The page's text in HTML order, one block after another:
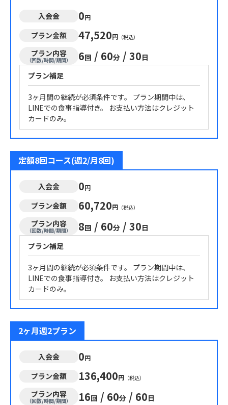
入会金 0円
プラン金額 47,520円 （税込）
プラン内容
（回数/時間/期間） 6回 / 60分 / 30日
プラン補足
3ヶ月間の継続が必須条件です。 プラン期間中は、
LINEでの食事指導付き。 お支払い方法はクレジット
カードのみ。
定額8回コース(週2/月8回)
入会金 0円
プラン金額 60,720円 （税込）
プラン内容
（回数/時間/期間） 8回 / 60分 / 30日
プラン補足
3ヶ月間の継続が必須条件です。 プラン期間中は、
LINEでの食事指導付き。 お支払い方法はクレジット
カードのみ。
2ヶ月週2プラン
入会金 0円
プラン金額 136,400円 （税込）
プラン内容
（回数/時間/期間） 16回 / 60分 / 60日